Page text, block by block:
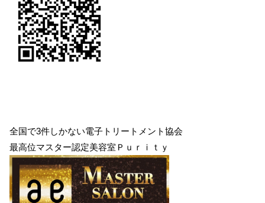
全国で3件しかない電子トリートメント協会
最高位マスター認定美容室Ｐｕｒｉｔｙ